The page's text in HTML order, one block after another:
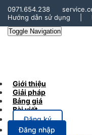
0971.654.238
Hướng dẫn sử dụng
Toggle Navigation
Giới thiệu
Giải pháp
Bảng giá
Bài viết
Đăng ký
Đăng nhập